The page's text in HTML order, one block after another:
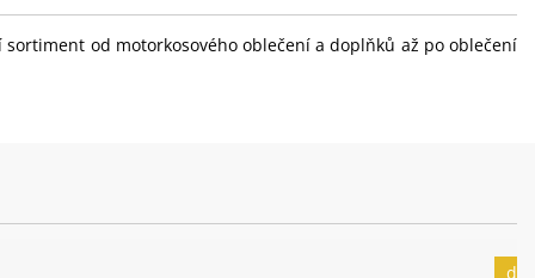
od motorkosového oblečení a doplňků až po oblečení